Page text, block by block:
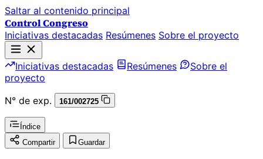
Saltar al contenido principal
Control Congreso
Iniciativas destacadas Resúmenes Sobre el proyecto
Iniciativas destacadas Resúmenes
Sobre el
proyecto
N° de exp.
161/002725
Índice
Compartir
Guardar